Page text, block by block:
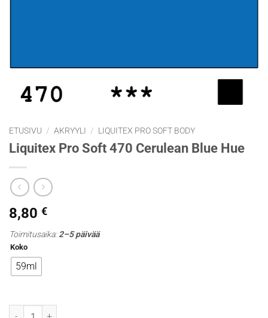
ETUSIVU / AKRYYLI / LIQUITEX PRO SOFT BODY
Liquitex Pro Soft 470 Cerulean Blue Hue
8,80 €
Toimitusaika:2–5 päivää
Koko
59ml
Liquitex Pro Soft 470 Cerulean Blue Hue määrä